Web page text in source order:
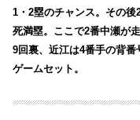
1・2塁のチャンス。その
死満塁。ここで2番中瀬が
9回裏、近江は4番手の背番
ゲームセット。